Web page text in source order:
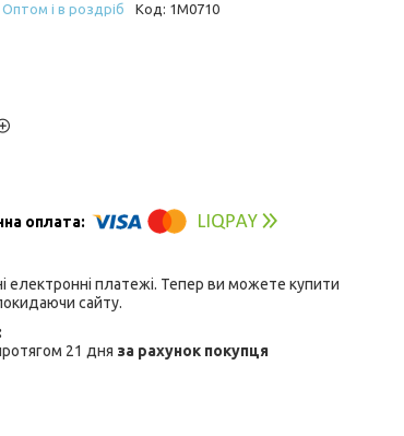
Оптом і в роздріб Код: 1M0710
електронні платежі. Тепер ви можете купити
сайту.
21 дня за рахунок покупця